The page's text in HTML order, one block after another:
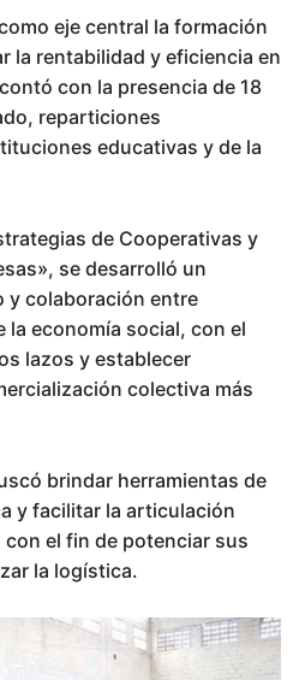
eje central la formación
la rentabilidad y eficiencia en
con la presencia de 18
reparticiones
educativas y de la
de Cooperativas y
se desarrolló un
y colaboración entre
la economía social, con el
lazos y establecer
colectiva más
brindar herramientas de
y facilitar la articulación
el fin de potenciar sus
la logística.